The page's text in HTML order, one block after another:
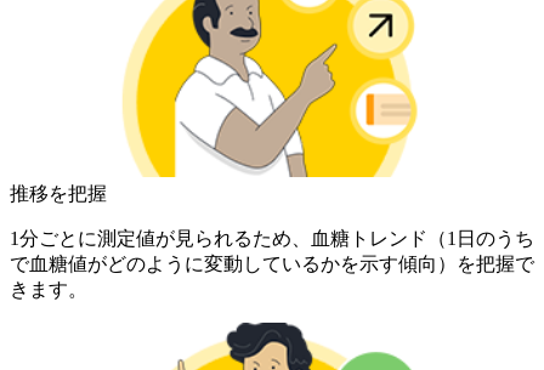
推移を把握
1分ごとに測定値が見られるため、血糖トレンド（1日のうち
で血糖値がどのように変動しているかを示す傾向）を把握で
きます。